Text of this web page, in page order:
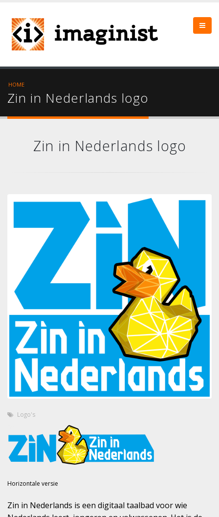
HOME
Zin in Nederlands logo
Zin in Nederlands logo
Logo's
Horizontale versie
Zin in Nederlands is een digitaal taalbad voor wie